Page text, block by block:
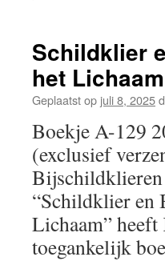
Schildklier
het Lichaam
Geplaatst op juli 8, 2025
Boekje A-129
(exclusief
Bijschildklieren
“Schildklier en
Lichaam”
toegankelijk